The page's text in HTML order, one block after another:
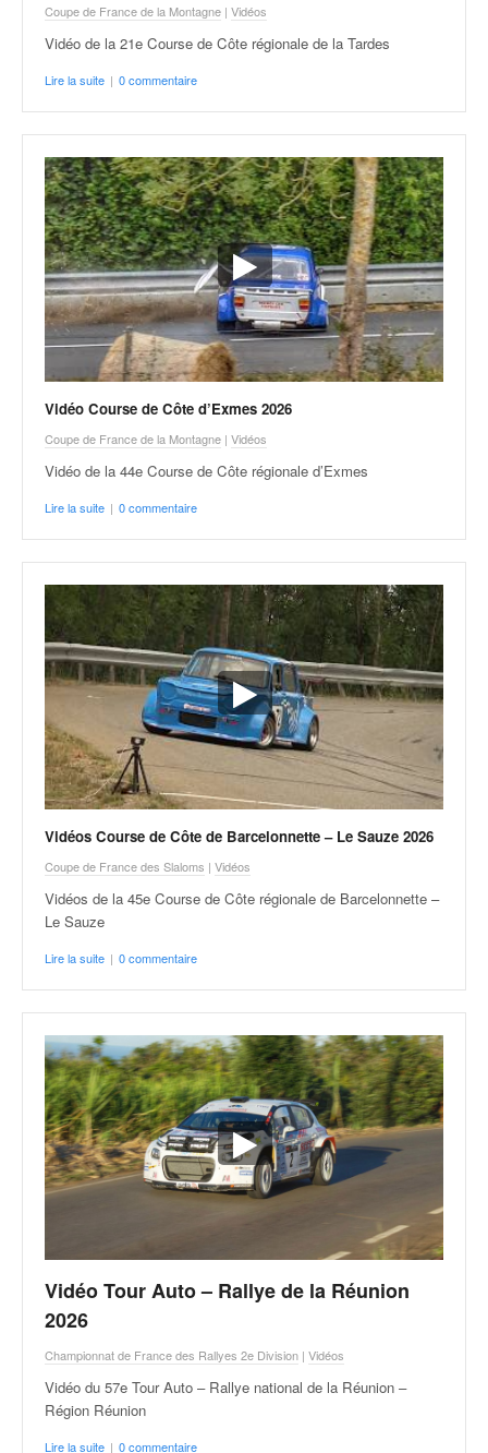
Coupe de France de la Montagne | Vidéos
Vidéo de la 21e Course de Côte régionale de la Tardes
Lire la suite | 0 commentaire
Vidéo Course de Côte d’Exmes 2026
Coupe de France de la Montagne | Vidéos
Vidéo de la 44e Course de Côte régionale d’Exmes
Lire la suite | 0 commentaire
Vidéos Course de Côte de Barcelonnette – Le Sauze 2026
Coupe de France des Slaloms | Vidéos
Vidéos de la 45e Course de Côte régionale de Barcelonnette –
Le Sauze
Lire la suite | 0 commentaire
Vidéo Tour Auto – Rallye de la Réunion
2026
Championnat de France des Rallyes 2e Division | Vidéos
Vidéo du 57e Tour Auto – Rallye national de la Réunion –
Région Réunion
Lire la suite | 0 commentaire